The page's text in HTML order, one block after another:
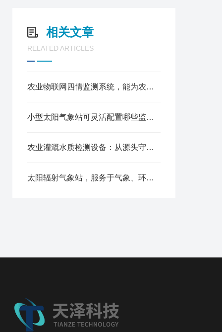
相关文章
RELATED ARTICLES
农业物联网四情监测系统，能为农户解决哪些实际难题?
小型太阳气象站可灵活配置哪些监测要素？​
农业灌溉水质检测设备：从源头守护作物健康与土壤安全的一道防线
太阳辐射气象站，服务于气象、环保、建筑、可再生能源等多个领域